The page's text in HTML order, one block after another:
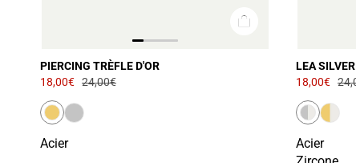
PIERCING TRÈFLE D'OR
18,00€ 24,00€
Acier
LEA
18,00€
Acier